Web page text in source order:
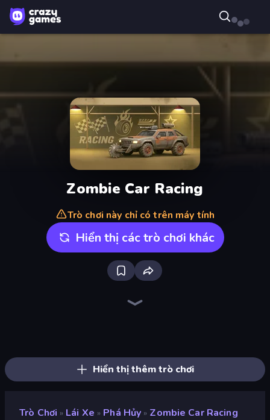
Zombie Car Racing
Trò chơi này chỉ có trên máy tính
Hiển thị các trò chơi khác
Hiển thị thêm trò chơi
Trò Chơi » Lái Xe » Phá Hủy » Zombie Car Racing